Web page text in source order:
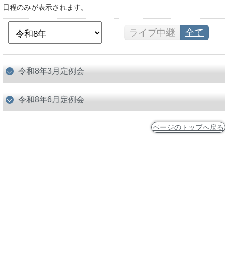
日程のみが表示されます。
ライブ中継 全て
令和8年3月定例会
令和8年6月定例会
ページのトップへ戻る